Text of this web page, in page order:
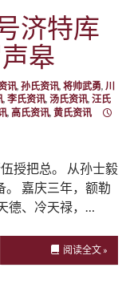
济特库
皋
讯, 孙氏资讯, 将帅武勇, 川
, 李氏资讯, 汤氏资讯, 汪氏
, 高氏资讯, 黄氏资讯
授把总。 从孙士毅
。 嘉庆三年，额勒
德、冷天禄，…
阅读全文 »